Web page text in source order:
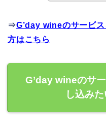
⇒G’day wineのサービ
方はこちら
G’day wineのサ
し込み